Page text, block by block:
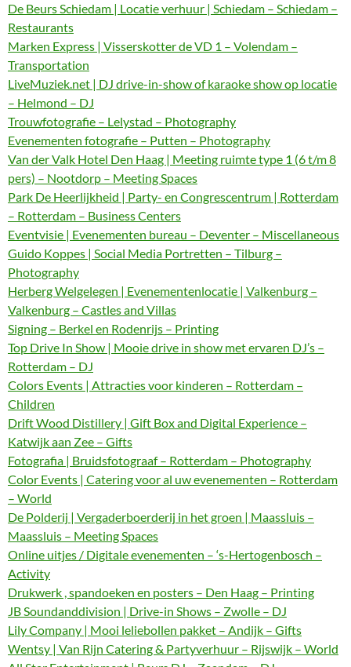
De Beurs Schiedam | Locatie verhuur | Schiedam – Schiedam –
Restaurants
Marken Express | Visserskotter de VD 1 – Volendam –
Transportation
LiveMuziek.net | DJ drive-in-show of karaoke show op locatie
– Helmond – DJ
Trouwfotografie – Lelystad – Photography
Evenementen fotografie – Putten – Photography
Van der Valk Hotel Den Haag | Meeting ruimte type 1 (6 t/m 8
pers) – Nootdorp – Meeting Spaces
Park De Heerlijkheid | Party- en Congrescentrum | Rotterdam
– Rotterdam – Business Centers
Eventvisie | Evenementen bureau – Deventer – Miscellaneous
Guido Koppes | Social Media Portretten – Tilburg –
Photography
Herberg Welgelegen | Evenementenlocatie | Valkenburg –
Valkenburg – Castles and Villas
Signing – Berkel en Rodenrijs – Printing
Top Drive In Show | Mooie drive in show met ervaren DJ’s –
Rotterdam – DJ
Colors Events | Attracties voor kinderen – Rotterdam –
Children
Drift Wood Distillery | Gift Box and Digital Experience –
Katwijk aan Zee – Gifts
Fotografia | Bruidsfotograaf – Rotterdam – Photography
Color Events | Catering voor al uw evenementen – Rotterdam
– World
De Polderij | Vergaderboerderij in het groen | Maassluis –
Maassluis – Meeting Spaces
Online uitjes / Digitale evenementen – ‘s-Hertogenbosch –
Activity
Drukwerk , spandoeken en posters – Den Haag – Printing
JB Soundanddivision | Drive-in Shows – Zwolle – DJ
Lily Company | Mooi leliebollen pakket – Andijk – Gifts
Wentsy | Van Rijn Catering & Partyverhuur – Rijswijk – World